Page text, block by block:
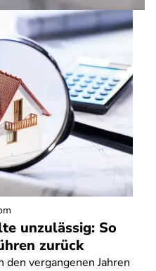
unzulässig: So
zurück
den vergangenen Jahren